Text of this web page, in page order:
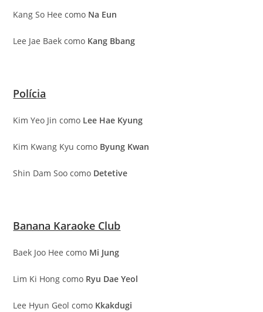
Kang So Hee como Na Eun
Lee Jae Baek como Kang Bbang
Polícia
Kim Yeo Jin como Lee Hae Kyung
Kim Kwang Kyu como Byung Kwan
Shin Dam Soo como Detetive
Banana Karaoke Club
Baek Joo Hee como Mi Jung
Lim Ki Hong como Ryu Dae Yeol
Lee Hyun Geol como Kkakdugi